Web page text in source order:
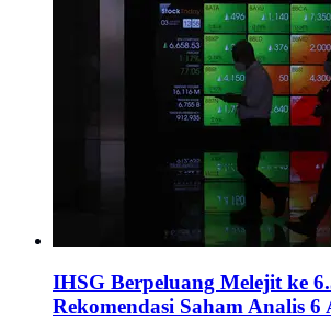
IHSG Berpeluang Melejit ke
Rekomendasi Saham Analis 6